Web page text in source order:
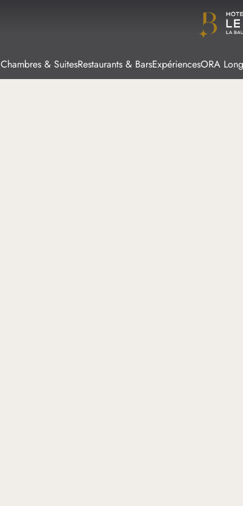
Chambres & SuitesRestaurants & BarsExpériencesORA